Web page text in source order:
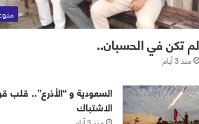
لم تكن في الحسبان..
منذ 3 أيام
‏⁧‫السعودية‬⁩ و “الأذرع”.. قلب
الاشتباك